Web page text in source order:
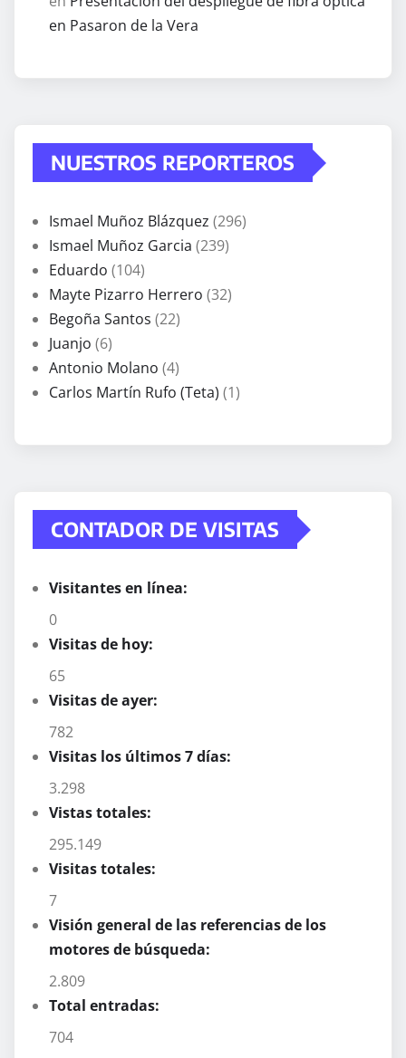
en Pasaron de la Vera
NUESTROS REPORTEROS
Ismael Muñoz Blázquez (296)
Ismael Muñoz Garcia (239)
Eduardo (104)
Mayte Pizarro Herrero (32)
Begoña Santos (22)
Juanjo (6)
Antonio Molano (4)
Carlos Martín Rufo (Teta) (1)
CONTADOR DE VISITAS
Visitantes en línea:
0
Visitas de hoy:
65
Visitas de ayer:
782
Visitas los últimos 7 días:
3.298
Vistas totales:
295.149
Visitas totales:
7
Visión general de las referencias de los
motores de búsqueda:
2.809
Total entradas:
704